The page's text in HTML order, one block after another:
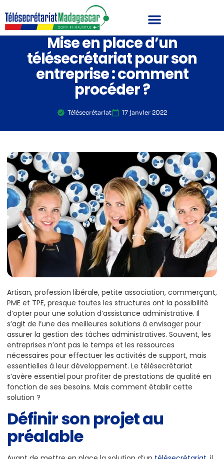
Mise en place d’un
télésecrétariat pour son
entreprise : comment
procéder ?
Télésecrétariat 17 janvier 2022
Artisan, profession libérale, petite association, commerçant,
PME et TPE, presque toutes les structures ont la possibilité
d’opter pour une solution d’assistance administrative. Il
s’agit de l’une des meilleures solutions à envisager pour
assurer la gestion des tâches administratives. Souvent, les
entreprises n’ont pas le temps et les ressources
nécessaires pour effectuer les activités de support, mais
essentielles à leur développement. Le télésecrétariat
s’avère essentiel pour profiter de prestations de qualité en
fonction de ses besoins. Mais comment établir cette
solution ?
Définir son projet au
préalable